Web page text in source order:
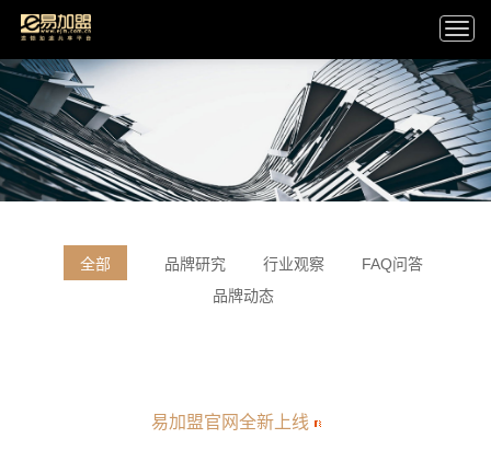
全部 品牌研究 行业观察
FAQ问答
品牌动态
易加盟官网全新上线